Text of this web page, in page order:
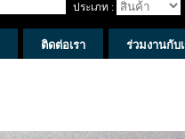
ประเภท :
ติดต่อเรา ร่วมงานกับ